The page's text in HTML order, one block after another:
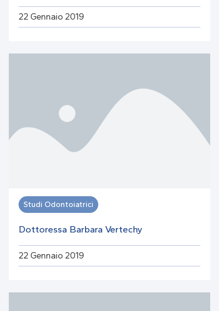
22 Gennaio 2019
Studi Odontoiatrici
Dottoressa Barbara Vertechy
22 Gennaio 2019